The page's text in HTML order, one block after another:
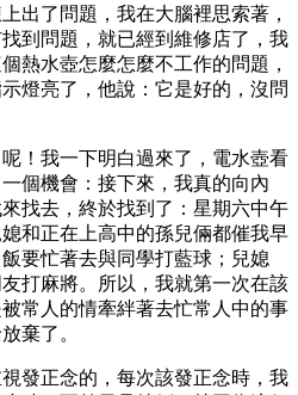
出了問題，我在大腦裡思索著，
到問題，就已經到維修店了，我
熱水壺怎麼怎麼不工作的問題，
燈亮了，他說：它是好的，沒問
！我一下明白過來了，電水壺看
個機會：接下來，我真的向內
找去，終於找到了：星期六中午
和正在上高中的孫兒倆都催我早
要忙著去與同學打藍球；兒媳
打麻將。所以，我就第一次在該
常人的情牽絆著去忙常人中的事
棄了。
發正念的，每次該發正念時，我